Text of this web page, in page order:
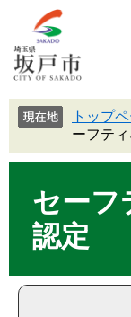
トップ
ーフテ
セーフ
認定